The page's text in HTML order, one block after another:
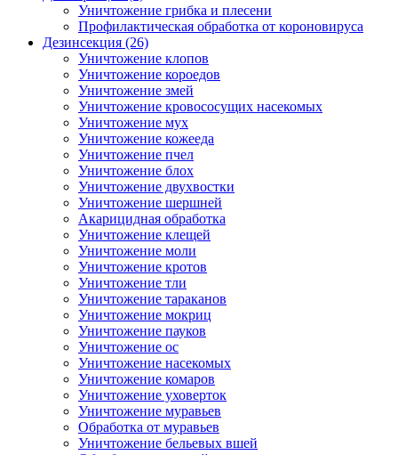
Уничтожение грибка и плесени
Профилактическая обработка от короновируса
Дезинсекция (26)
Уничтожение клопов
Уничтожение короедов
Уничтожение змей
Уничтожение кровососущих насекомых
Уничтожение мух
Уничтожение кожееда
Уничтожение пчел
Уничтожение блох
Уничтожение двухвостки
Уничтожение шершней
Акарицидная обработка
Уничтожение клещей
Уничтожение моли
Уничтожение кротов
Уничтожение тли
Уничтожение тараканов
Уничтожение мокриц
Уничтожение пауков
Уничтожение ос
Уничтожение насекомых
Уничтожение комаров
Уничтожение уховерток
Уничтожение муравьев
Обработка от муравьев
Уничтожение бельевых вшей